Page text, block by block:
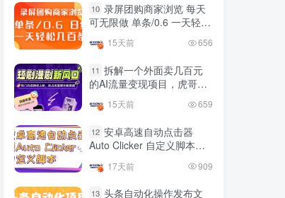
友情链接申请联系虎哥
10 录屏团购商家浏览 每天
可无限做 单条/0.6 一天轻松
15天前 656
11 拆解一个外面卖几百元
的AI流量变现项目，虎哥这
15天前 659
12 安卓高速自动点击器
Auto Clicker 自定义脚本、
工具17天前 909
13 头条自动化操作发布文